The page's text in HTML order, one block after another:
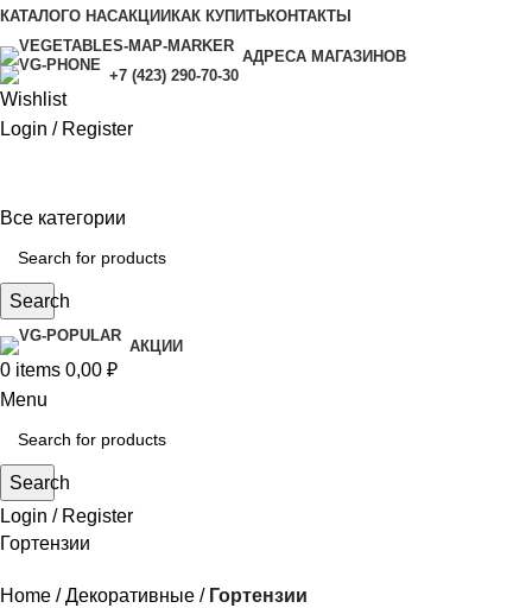
КАТАЛОГО НАСАКЦИИ КАК КУПИТЬКОНТАКТЫ
АДРЕСА МАГАЗИНОВ
+7 (423) 290-70-30
Wishlist
Login / Register
Все категории
Search
АКЦИИ
0 items 0,00 ₽
Menu
Search
Login / Register
Гортензии
Home Декоративные Гортензии